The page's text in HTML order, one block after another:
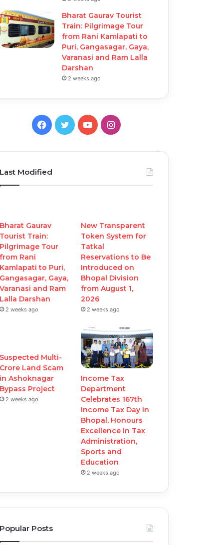
Bharat Gaurav Tourist
Train: Pilgrimage Tour
from Rani Kamlapati to
Puri, Gangasagar, Gaya,
Varanasi and Ram Lalla
Darshan
2 weeks ago
Facebook
TwitterYouTubeInstagram
Last Modified
Bharat Gaurav
Tourist Train:
Pilgrimage Tour
from Rani
Kamlapati to Puri,
Gangasagar, Gaya,
Varanasi and Ram
Lalla Darshan
2 weeks ago
New Transparent
Token System for
Tatkal
Reservations to Be
Introduced on
Bhopal Division
from August 1,
2026
2 weeks ago
Suspected Multi-
Crore Land Scam
in Ashoknagar
Bypass Project
2 weeks ago
Income Tax
Department
Celebrates 167th
Income Tax Day in
Bhopal, Honours
Excellence in Tax
Administration,
Sports and
Education
2 weeks ago
Popular Posts